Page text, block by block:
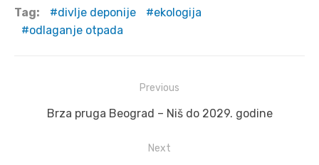
Tag: divlje deponije
ekologija
odlaganje otpada
navigation
Previous
Previous
Brza pruga Beograd – Niš do 2029. godine
Next